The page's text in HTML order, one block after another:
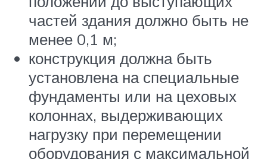
частей здания должно быть не
менее 0,1 м;
конструкция должна быть
установлена на специальные
фундаменты или на цеховых
колоннах, выдерживающих
нагрузку при перемещении
оборудования с максимальной